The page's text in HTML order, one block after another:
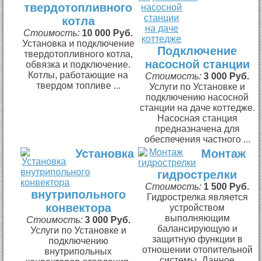
твердотопливного
котла
Стоимость: 10 000 Руб.
Установка и подключение
твердотопливного котла,
обвязка и подключение.
Котлы, работающие на
твердом топливе ...
Подключение
насосной станции
Стоимость:3 000 Руб.
Услуги по Установке и
подключению насосной
станции на даче коттедже.
Насосная станция
предназначена для
обеспечения частного ...
Установка
внутрипольного
конвектора
Стоимость: 3 000 Руб.
Услуги по Установке и
подключению
внутрипольных
Монтаж
гидрострелки
Стоимость: 1 500 Руб.
Гидрострелка является
устройством
выполняющим
балансирующую и
защитную функции в
отношении отопительной